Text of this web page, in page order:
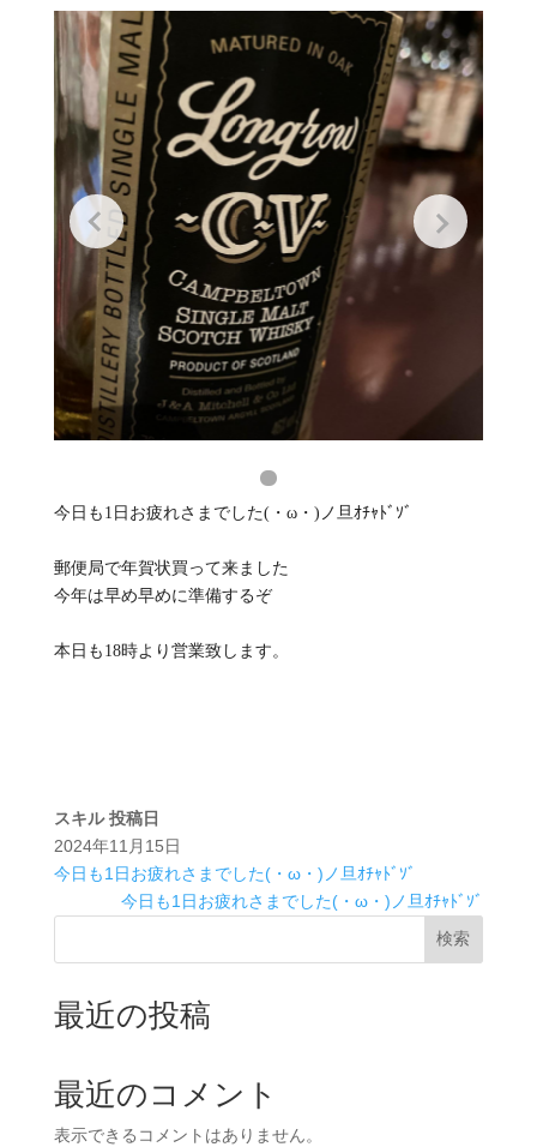
今日も1日お疲れさまでした(・ω・)ノ旦ｵﾁｬﾄﾞｿﾞ
郵便局で年賀状買って来ました
今年は早め早めに準備するぞ
本日も18時より営業致します。
スキル 投稿日
2024年11月15日
今日も1日お疲れさまでした(・ω・)ノ旦ｵﾁｬﾄﾞｿﾞ
今日も1日お疲れさまでした(・ω・)ノ旦ｵﾁｬﾄﾞｿﾞ
検索
最近の投稿
最近のコメント
表示できるコメントはありません。